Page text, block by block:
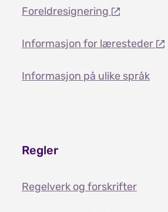
Foreldresignering
Informasjon for læresteder
Informasjon på ulike språk
Regler
Regelverk og forskrifter